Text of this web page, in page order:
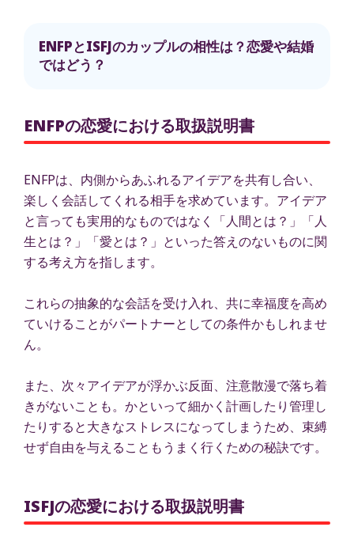
ENFPとISFJのカップルの相性は？恋愛や結婚
ではどう？
ENFPの恋愛における取扱説明書
ENFPは、内側からあふれるアイデアを共有し合い、
楽しく会話してくれる相手を求めています。アイデア
と言っても実用的なものではなく「人間とは？」「人
生とは？」「愛とは？」といった答えのないものに関
する考え方を指します。
これらの抽象的な会話を受け入れ、共に幸福度を高め
ていけることがパートナーとしての条件かもしれませ
ん。
また、次々アイデアが浮かぶ反面、注意散漫で落ち着
きがないことも。かといって細かく計画したり管理し
たりすると大きなストレスになってしまうため、束縛
せず自由を与えることもうまく行くための秘訣です。
ISFJの恋愛における取扱説明書